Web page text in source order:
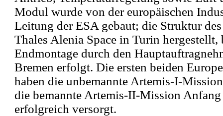
Modul wurde von der europäischen
Leitung der ESA gebaut; die Struktur
Thales Alenia Space in Turin hergestellt,
Endmontage durch den
Bremen erfolgt. Die ersten beiden
haben die unbemannte Artemis-I-
die bemannte Artemis-II-Mission Anfang
erfolgreich versorgt.